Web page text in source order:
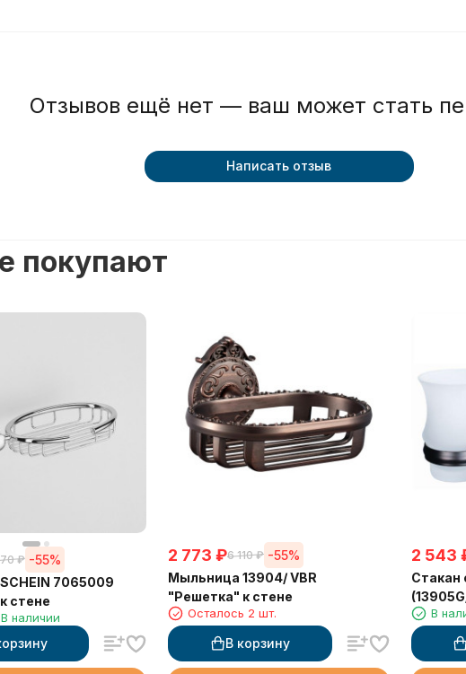
Отзывов ещё нет — ваш может стать
Написать отзыв
покупают
₽ -55%
7065009
"Решетка" к стене
В наличии
2 773 ₽6 110 ₽ -55%
Мыльница 13904/ VBR
"Решетка" к стене
Осталось 2 шт.
В корзину
2 543
Стакан
В